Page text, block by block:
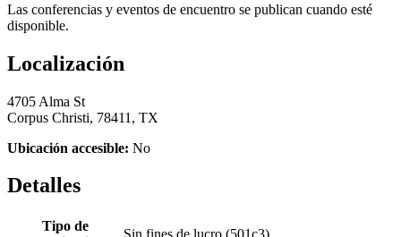
Las conferencias y eventos de encuentro se publican cuando esté
disponible.
Localización
4705 Alma St
Corpus Christi, 78411, TX
Ubicación accesible: No
Detalles
Tipo de